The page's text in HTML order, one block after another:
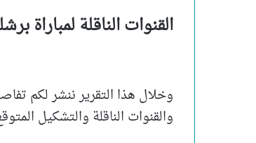
القنوات الناقلة لمباراة
وخلال هذا التقرير ننشر لكم
والقنوات الناقلة والتشكيل